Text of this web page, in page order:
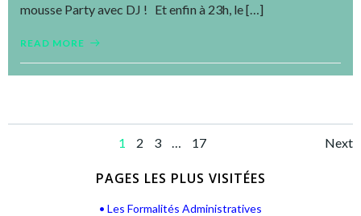
mousse Party avec DJ ! Et enfin à 23h, le […]
READ MORE
navigation
Page
1 Page
2 Page
3 … Page
17 Next
PAGES LES PLUS VISITÉES
• Les Formalités Administratives